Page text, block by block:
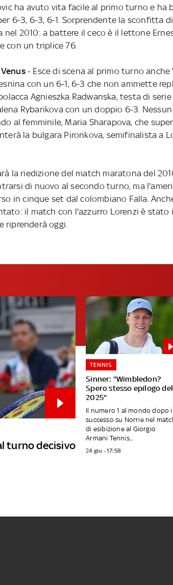
ha avuto vita facile al primo turno e ha
6-3, 6-3, 6-1. Sorprendente la sconfitta
nel 2010: a battere il ceco è il lettone
con un triplice 76.
- Esce di scena al primo turno anche
con un 6-1, 6-3 che non ammette
Agnieszka Radwanska, testa di serie
Rybarikova con un doppio 6-3.
al femminile, Maria Sharapova, che
la bulgara Pironkova, semifinalista a
la riedizione del match maratona del
di nuovo al secondo turno, ma
in cinque set dal colombiano Falla.
il match con l'azzurro Lorenzi è
riprenderà oggi.
turno decisivo
Sinner: "Wimbledon?
Spero stesso epilogo del
2025"
TENNIS
Il numero 1 al mondo dopo il
successo su Norrie nel
di esibizione al Giorgio
Armani Tennis...
24 giu - 17:58